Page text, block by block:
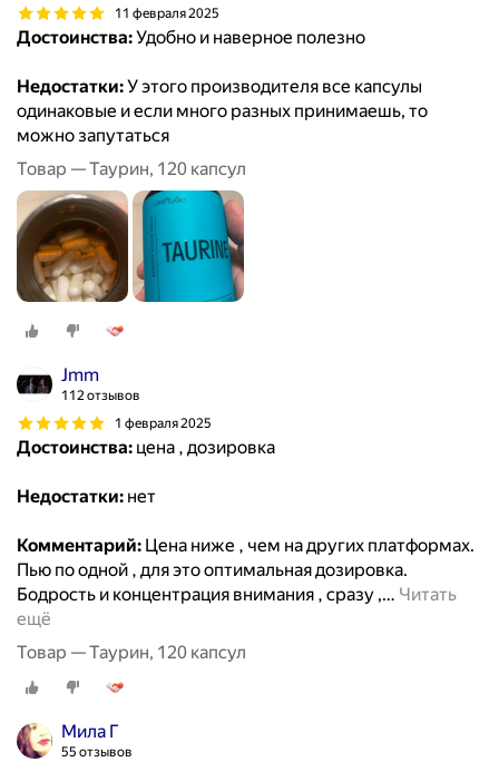
11 февраля 2025
Достоинства:Удобно и наверное полезно
Недостатки:У этого производителя все капсулы
одинаковые и если много разных принимаешь, то
можно запутаться
Товар — Таурин, 120 капсул
Jmm
112 отзывов
1 февраля 2025
Достоинства: цена , дозировка
Недостатки: нет
Комментарий: Цена ниже , чем на других платформах.
Пью по одной , для это оптимальная дозировка.
Бодрость и концентрация внимания , сразу ,… Читать
ещё
Товар — Таурин, 120 капсул
Мила Г
55 отзывов